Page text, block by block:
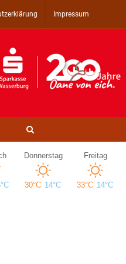
Impressum